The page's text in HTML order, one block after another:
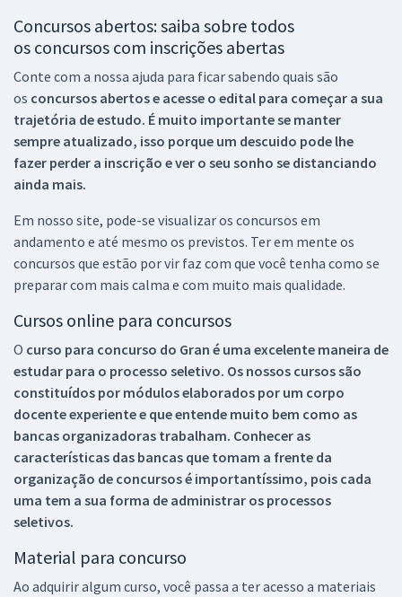
Concursos abertos: saiba sobre todos
os concursos com inscrições abertas
Conte com a nossa ajuda para ficar sabendo quais são
os concursos abertos e acesse o edital para começar a sua
trajetória de estudo. É muito importante se manter
sempre atualizado, isso porque um descuido pode lhe
fazer perder a inscrição e ver o seu sonho se distanciando
ainda mais.
Em nosso site, pode-se visualizar os concursos em
andamento e até mesmo os previstos. Ter em mente os
concursos que estão por vir faz com que você tenha como se
preparar com mais calma e com muito mais qualidade.
Cursos online para concursos
O curso para concurso do Gran é uma excelente maneira de
estudar para o processo seletivo. Os nossos cursos são
constituídos por módulos elaborados por um corpo
docente experiente e que entende muito bem como as
bancas organizadoras trabalham. Conhecer as
características das bancas que tomam a frente da
organização de concursos é importantíssimo, pois cada
uma tem a sua forma de administrar os processos
seletivos.
Material para concurso
Ao adquirir algum curso, você passa a ter acesso a materiais